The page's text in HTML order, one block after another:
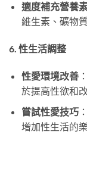
適度補充營養
維生素、礦物
6. 性生活調整
性愛環境改善
於提高性欲和
嘗試性愛技巧
增加性生活的